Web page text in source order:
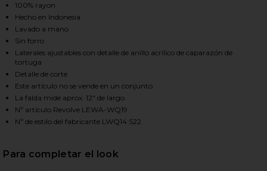
THE ALISSA MINI SKIRT IN BLACK ON
THE ALISSA MINI SKIRT IN BLACK ON
THE ALISSA MINI SKIRT IN BLACK ON
100% rayon
Hecho en Indonesia
Lavado a mano
Sin forro
Laterales ajustables con detalle de anillo acrílico de caparazón de
tortuga
Detalle de corte
Este artículo no se vende en un conjunto
La falda mide aprox. 12" de largo.
Nº artículo Revolve LEWA-WQ19
Nº de estilo del fabricante LWQ14 S22
Para completar el look